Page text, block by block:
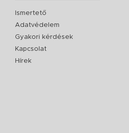
Ismertető
Adatvédelem
Gyakori kérdések
Kapcsolat
Hírek